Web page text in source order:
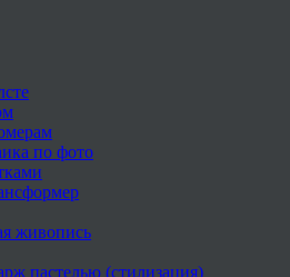
по фото
живопись
пастелью (стилизация)